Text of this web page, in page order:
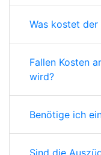
Was kostet der
Fallen Kosten
wird?
Benötige ich
Sind die